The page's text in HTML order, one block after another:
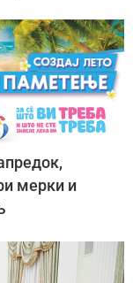
мерки и